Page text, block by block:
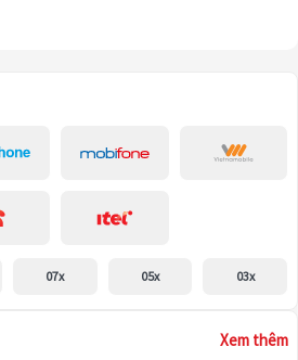
07x 05x 03x
Xem thêm